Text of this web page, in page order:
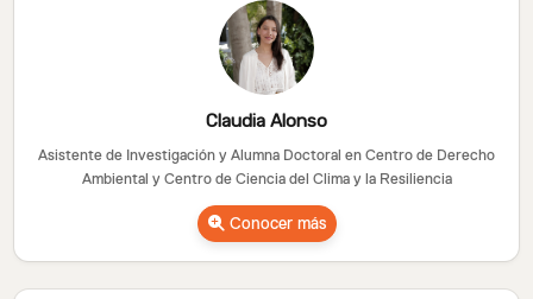
Claudia Alonso
Asistente de Investigación y Alumna Doctoral en Centro de Derecho
Ambiental y Centro de Ciencia del Clima y la Resiliencia
Conocer más